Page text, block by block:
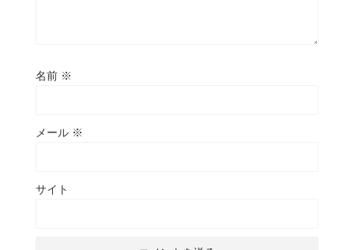
名前 ※
メール ※
サイト